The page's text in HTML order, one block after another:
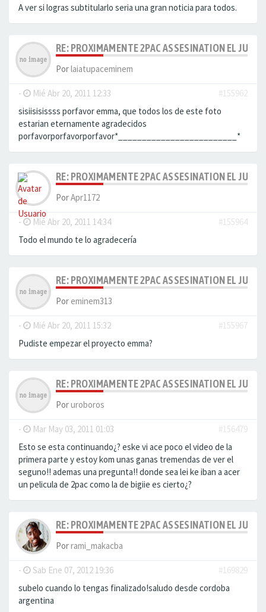
A ver si logras subtitularlo seria una gran noticia para todos.
RE: PROXIMAMENTE 2PAC ASSESINATION EL
Porlaiatupaceminem
- Mié Abr 20, 2011 12:33
#155962
sisiisisissss porfavor emma, que todos los de este foto
estarian eternamente agradecidos
porfavorporfavorporfavor*_________________________*
RE: PROXIMAMENTE 2PAC ASSESINATION EL
PorApr1172
- Mié Abr 20, 2011 14:34
#155964
Todo el mundo te lo agradecería
RE: PROXIMAMENTE 2PAC ASSESINATION EL
Por eminem313
- Mié Abr 20, 2011 15:32
#155967
Pudiste empezar el proyecto emma?
RE: PROXIMAMENTE 2PAC ASSESINATION EL
Poruroboros
- Mar May 03, 2011 01:03
#156479
Esto se esta continuando¿? eske vi ace poco el video de la
primera parte y estoy kom unas ganas tremendas de ver el
seguno!! ademas una pregunta!! donde sea lei ke iban a acer
un pelicula de 2pac como la de bigiie es cierto¿?
RE: PROXIMAMENTE 2PAC ASSESINATION EL
Porrami_makacba
- Sab Ene 07, 2012 19:36
#169829
subelo cuando lo tengas finalizado!saludo desde cordoba
argentina